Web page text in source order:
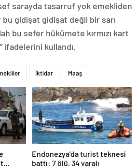
sarayda tasarruf yok emekliden
gidişat gidişat değil bir sarı
bu sefer hükümete kırmızı kart
kullandı.
İktidar Maaş
Endonezya’da turist teknesi
battı: 7 ölü, 34 yaralı